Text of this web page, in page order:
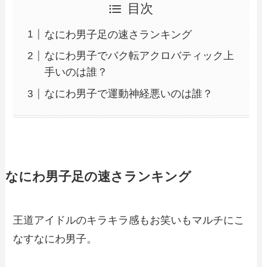
目次
なにわ男子足の速さランキング
なにわ男子でバク転アクロバティック上
手いのは誰？
なにわ男子で運動神経悪いのは誰？
なにわ男子足の速さランキング
王道アイドルのキラキラ感もお笑いもマルチにこ
なすなにわ男子。